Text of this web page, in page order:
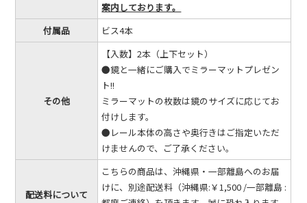
案内しております。
付属品
ビス4本
その他
【入数】2本（上下セット）
●鏡と一緒にご購入でミラーマットプレゼン
ト!!
ミラーマットの枚数は鏡のサイズに応じてお
付けします。
●レール本体の高さや奥行きはご指定いただ
けませんので、ご了承ください。
配送料について
こちらの商品は、沖縄県・一部離島へのお届
けに、別途配送料（沖縄県:￥1,500 /一部離島 :